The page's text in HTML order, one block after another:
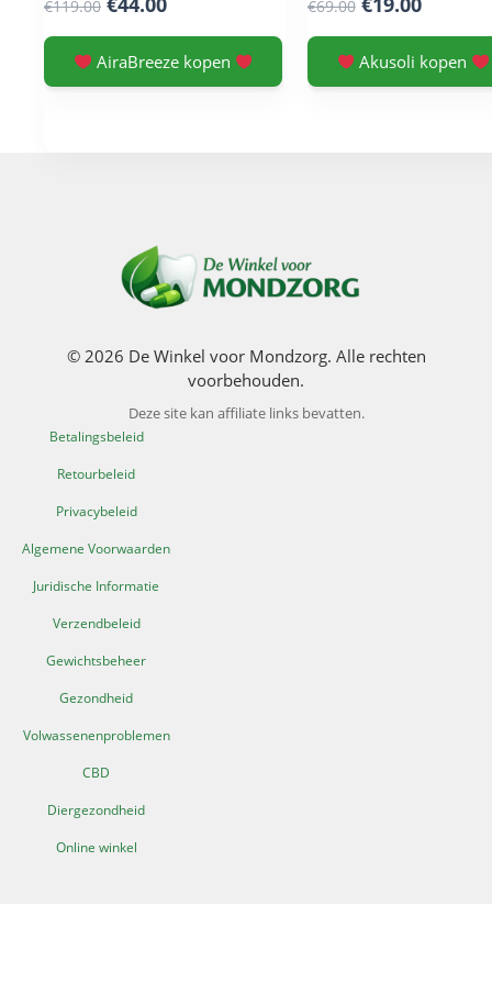
€119.00
was:
is:
€44.00.
AiraBreeze kopen
€69.00
was:
is:
€19.00.
Akusoli kopen
© 2026 De Winkel voor Mondzorg. Alle rechten
voorbehouden.
Deze site kan affiliate links bevatten.
Betalingsbeleid
Retourbeleid
Privacybeleid
Algemene Voorwaarden
Juridische Informatie
Verzendbeleid
Gewichtsbeheer
Gezondheid
Volwassenenproblemen
CBD
Diergezondheid
Online winkel